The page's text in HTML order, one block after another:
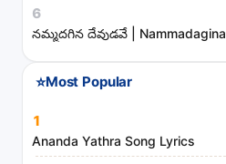
e
s
6
నమ్మదగిన దేవుడవే |
⭐Most Popular
1
Ananda Yathra Song Lyrics